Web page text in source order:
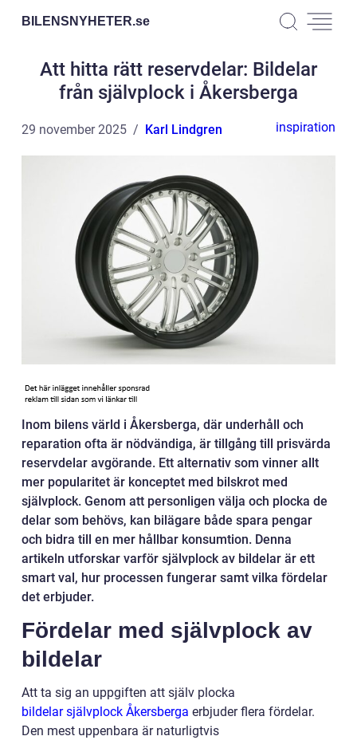
BILENSNYHETER.se
Att hitta rätt reservdelar: Bildelar
från självplock i Åkersberga
29 november 2025 Karl Lindgren inspiration
Inom bilens värld i Åkersberga, där underhåll och
reparation ofta är nödvändiga, är tillgång till prisvärda
reservdelar avgörande. Ett alternativ som vinner allt
mer popularitet är konceptet med bilskrot med
självplock. Genom att personligen välja och plocka de
delar som behövs, kan bilägare både spara pengar
och bidra till en mer hållbar konsumtion. Denna
artikeln utforskar varför självplock av bildelar är ett
smart val, hur processen fungerar samt vilka fördelar
det erbjuder.
Fördelar med självplock av
bildelar
Att ta sig an uppgiften att själv plocka
bildelar självplock Åkersberga erbjuder flera fördelar.
Den mest uppenbara är naturligtvis